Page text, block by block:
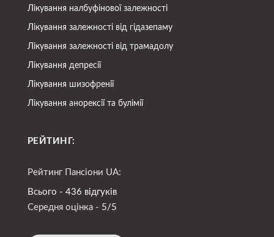
Лікування налбуфінової залежності
Лікування залежності від гідазепаму
Лікування залежності від трамадолу
Лікування депресії
Лікування шизофренії
Лікування анорексії та булімії
РЕЙТИНГ:
Рейтинг Пансіони UA:
Всього - 436 відгуків
Середня оцінка - 5/5